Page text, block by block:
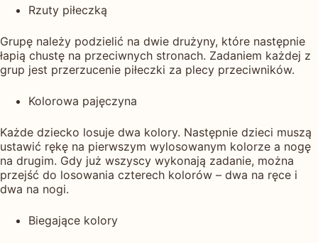
Rzuty piłeczką
Grupę należy podzielić na dwie drużyny, które następnie
łapią chustę na przeciwnych stronach. Zadaniem każdej z
grup jest przerzucenie piłeczki za plecy przeciwników.
Kolorowa pajęczyna
Każde dziecko losuje dwa kolory. Następnie dzieci muszą
ustawić rękę na pierwszym wylosowanym kolorze a nogę
na drugim. Gdy już wszyscy wykonają zadanie, można
przejść do losowania czterech kolorów – dwa na ręce i
dwa na nogi.
Biegające kolory